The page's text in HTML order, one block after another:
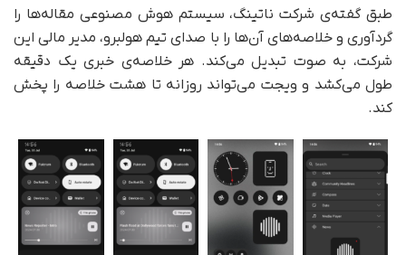
طبق گفته‌ی شرکت ناتینگ، سیستم هوش مصنوعی مقاله‌ها را
گردآوری و خلاصه‌های آن‌ها را با صدای تیم هولبرو، مدیر مالی این
شرکت‌، به صوت تبدیل می‌کند. هر خلاصه‌ی خبری یک دقیقه
طول می‌کشد و ویجت می‌تواند روزانه تا هشت خلاصه را پخش
کند.